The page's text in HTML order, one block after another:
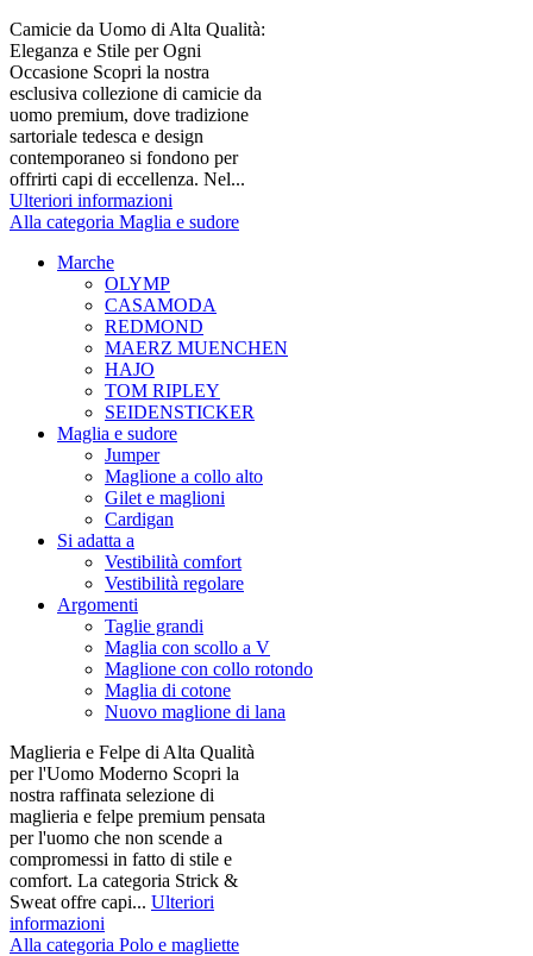
Camicie da Uomo di Alta Qualità:
Eleganza e Stile per Ogni
Occasione Scopri la nostra
esclusiva collezione di camicie da
uomo premium, dove tradizione
sartoriale tedesca e design
contemporaneo si fondono per
offrirti capi di eccellenza. Nel...
Ulteriori informazioni
Alla categoria Maglia e sudore
Marche
OLYMP
CASAMODA
REDMOND
MAERZ MUENCHEN
HAJO
TOM RIPLEY
SEIDENSTICKER
Maglia e sudore
Jumper
Maglione a collo alto
Gilet e maglioni
Cardigan
Si adatta a
Vestibilità comfort
Vestibilità regolare
Argomenti
Taglie grandi
Maglia con scollo a V
Maglione con collo rotondo
Maglia di cotone
Nuovo maglione di lana
Maglieria e Felpe di Alta Qualità
per l'Uomo Moderno Scopri la
nostra raffinata selezione di
maglieria e felpe premium pensata
per l'uomo che non scende a
compromessi in fatto di stile e
comfort. La categoria Strick &
Sweat offre capi... Ulteriori
informazioni
Alla categoria Polo e magliette